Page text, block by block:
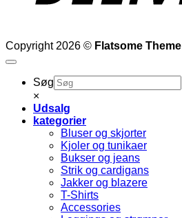
Copyright 2026 © Flatsome Theme
Søg
×
Udsalg
kategorier
Bluser og skjorter
Kjoler og tunikaer
Bukser og jeans
Strik og cardigans
Jakker og blazere
T-Shirts
Accessories